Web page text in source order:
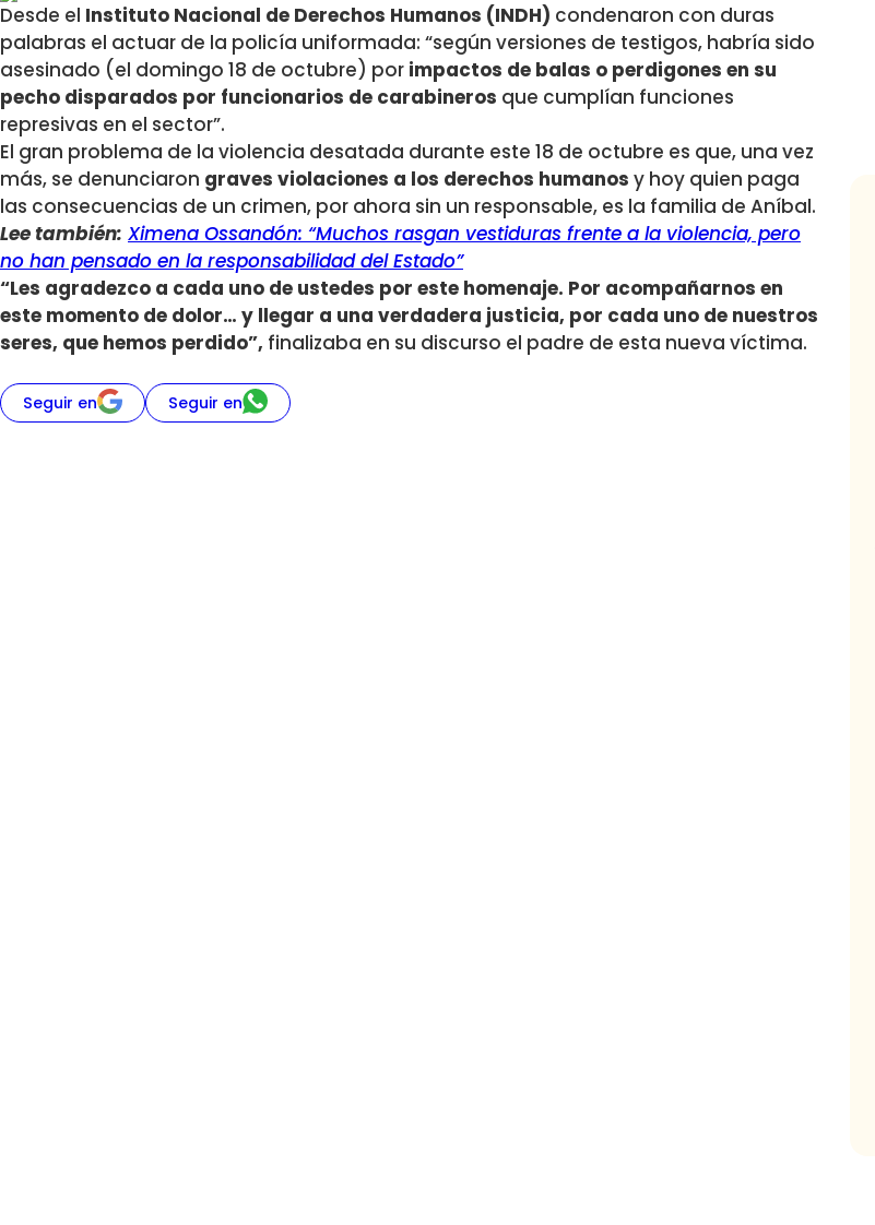
Desde el Instituto Nacional de Derechos Humanos (INDH) condenaron con duras
palabras el actuar de la policía uniformada: “según versiones de testigos, habría sido
asesinado (el domingo 18 de octubre) por impactos de balas o perdigones en su
pecho disparados por funcionarios de carabineros que cumplían funciones
represivas en el sector”.
El gran problema de la violencia desatada durante este 18 de octubre es que, una vez
más, se denunciaron graves violaciones a los derechos humanos y hoy quien paga
las consecuencias de un crimen, por ahora sin un responsable, es la familia de Aníbal.
Lee también: Ximena Ossandón: “Muchos rasgan vestiduras frente a la violencia, pero
no han pensado en la responsabilidad del Estado”
“Les agradezco a cada uno de ustedes por este homenaje. Por acompañarnos en
este momento de dolor… y llegar a una verdadera justicia, por cada uno de nuestros
seres, que hemos perdido”, finalizaba en su discurso el padre de esta nueva víctima.
Seguir en Seguir en